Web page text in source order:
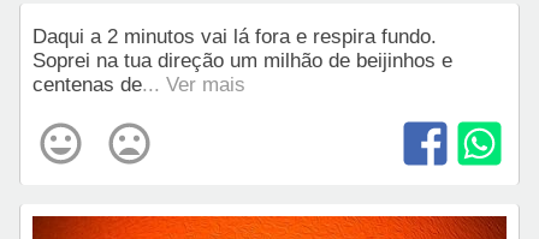
Daqui a 2 minutos vai lá fora e respira fundo.
Soprei na tua direção um milhão de beijinhos e
centenas de... Ver mais